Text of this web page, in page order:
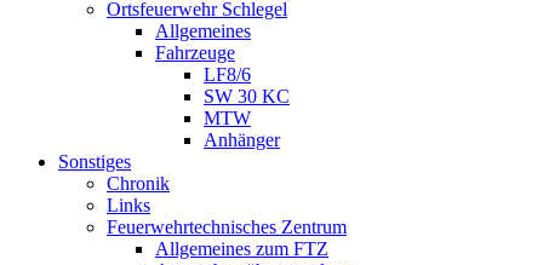
Ortsfeuerwehr Schlegel
Allgemeines
Fahrzeuge
LF8/6
SW 30 KC
MTW
Anhänger
Sonstiges
Chronik
Links
Feuerwehrtechnisches Zentrum
Allgemeines zum FTZ